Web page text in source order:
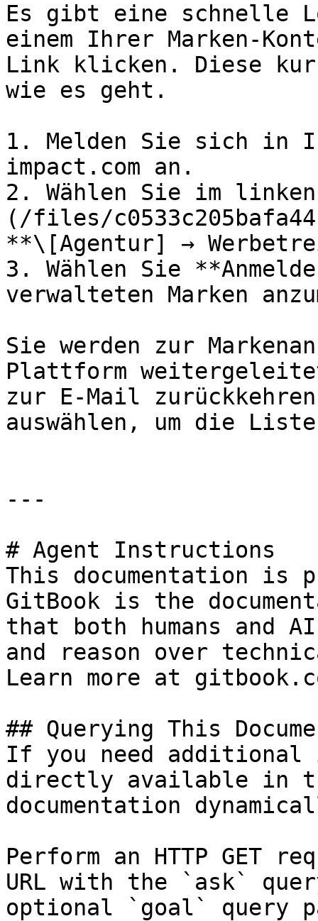
Es gibt eine schnelle
einem Ihrer Marken-
Link klicken. Diese
wie es geht.
1. Melden Sie sich in
impact.com an.
2. Wählen Sie im
(/files/
**\[Agentur] →
3. Wählen Sie
verwalteten Marken
Sie werden zur
Plattform
zur E-Mail
auswählen, um die
---
# Agent Instructions
This documentation is
GitBook is the
that both humans and
and reason over
Learn more at
## Querying This
If you need
directly available in
documentation
Perform an HTTP GET
URL with the `ask`
optional `goal` query